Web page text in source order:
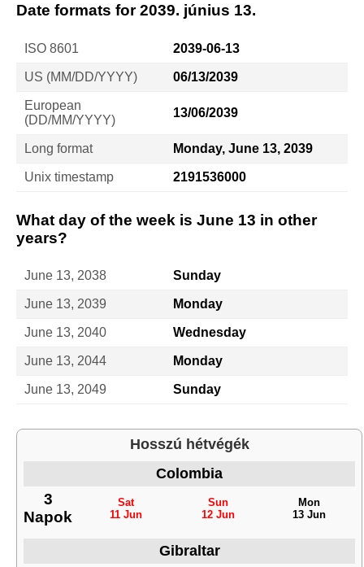
Date formats for 2039. június 13.
ISO 8601 2039-06-13
US (MM/DD/YYYY) 06/13/2039
European
(DD/MM/YYYY)
13/06/2039
Long format Monday, June 13, 2039
Unix timestamp 2191536000
What day of the week is June 13 in other
years?
June 13, 2038 Sunday
June 13, 2039 Monday
June 13, 2040 Wednesday
June 13, 2044 Monday
June 13, 2049 Sunday
Hosszú hétvégék
Colombia
3
Napok
Sat
11 Jun
Sun
12 Jun
Mon
13 Jun
Gibraltar